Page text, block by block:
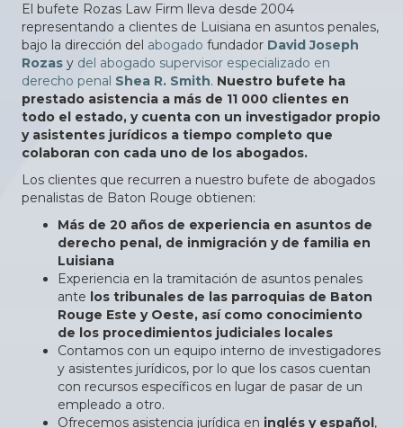
El bufete Rozas Law Firm lleva desde 2004
representando a clientes de Luisiana en asuntos penales,
bajo la dirección del abogado fundador David Joseph
Rozas y del abogado supervisor especializado en
derecho penal Shea R. Smith. Nuestro bufete ha
prestado asistencia a más de 11 000 clientes en
todo el estado, y cuenta con un investigador propio
y asistentes jurídicos a tiempo completo que
colaboran con cada uno de los abogados.
Los clientes que recurren a nuestro bufete de abogados
penalistas de Baton Rouge obtienen:
Más de 20 años de experiencia en asuntos de
derecho penal, de inmigración y de familia en
Luisiana
Experiencia en la tramitación de asuntos penales
ante los tribunales de las parroquias de Baton
Rouge Este y Oeste, así como conocimiento
de los procedimientos judiciales locales
Contamos con un equipo interno de investigadores
y asistentes jurídicos, por lo que los casos cuentan
con recursos específicos en lugar de pasar de un
empleado a otro.
Ofrecemos asistencia jurídica en inglés y español,